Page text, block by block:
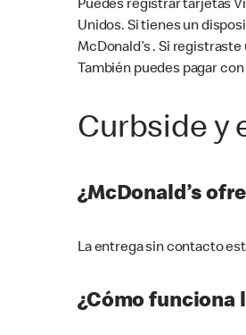
Puedes registrar tarjetas
Unidos. Si tienes un
McDonald’s . Si
También puedes pagar
Curbside y
¿McDonald’s
La entrega sin contacto
¿Cómo funciona